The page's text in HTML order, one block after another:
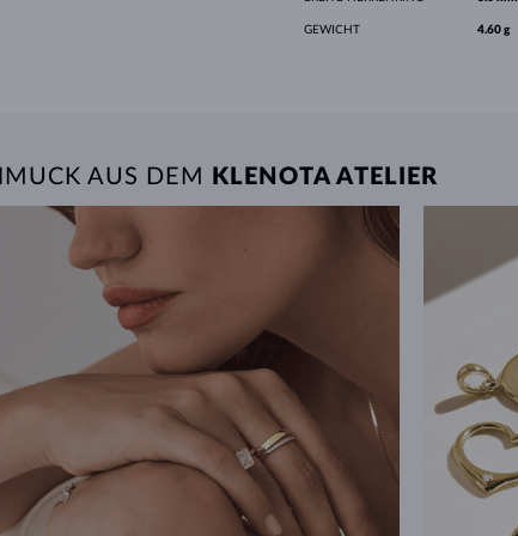
GEWICHT 4.60 g
AUS DEM KLENOTA ATELIER